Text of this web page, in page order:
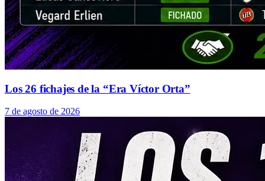
Los 26 fichajes de la “Era Víctor Orta”
7 de agosto de 2026